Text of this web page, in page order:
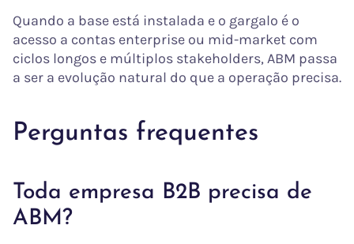
Quando a base está instalada e o gargalo é o
acesso a contas enterprise ou mid-market com
ciclos longos e múltiplos stakeholders, ABM passa
a ser a evolução natural do que a operação precisa.
Perguntas frequentes
Toda empresa B2B precisa de
ABM?